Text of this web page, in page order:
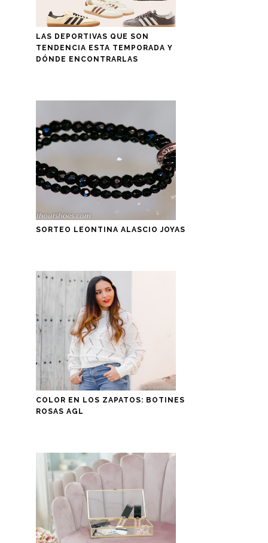
LAS DEPORTIVAS QUE SON
TENDENCIA ESTA TEMPORADA Y
DÓNDE ENCONTRARLAS
SORTEO LEONTINA ALASCIO JOYAS
COLOR EN LOS ZAPATOS: BOTINES
ROSAS AGL